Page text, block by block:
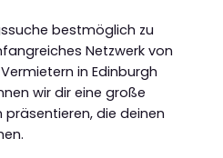
bestmöglich zu
Netzwerk von
in Edinburgh
wir dir eine große
die deinen